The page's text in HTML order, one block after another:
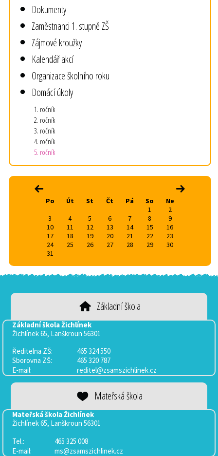
Dokumenty
Zaměstnanci 1. stupně ZŠ
Zájmové kroužky
Kalendář akcí
Organizace školního roku
Domácí úkoly
1. ročník
2. ročník
3. ročník
4. ročník
5. ročník
‹ ›
Po Út St Čt Pá So
Ne
1
2
3
4 5 6 7 8
9
10
11 12 13 14 15
16
17
18 19 20 21 22
23
24
25 26 27 28 29
30
31
Základní škola
Základní škola Žichlínek
Žichlínek 65, Lanškroun 56301
Ředitelna ZŠ:
465 324 550
Sborovna ZŠ:
465 320 787
E-mail:
reditel@zsamszichlinek.cz
Mateřská škola
Mateřská škola Žichlínek
Žichlínek 65, Lanškroun 56301
Tel.:
465 325 008
E-mail:
ms@zsamszichlinek.cz